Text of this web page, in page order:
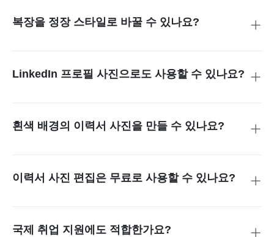
동 처리하여 전문적인 이력서 기준에 맞게 보정합니다.
복장을 정장 스타일로 바꿀 수 있나요?
할 수 있습니다. 자연스럽고 깔끔한 결과로 이력서, 증명사진,
기업 프로필에 모두 활용할 수 있습니다.
LinkedIn 프로필 사진으로도 사용할 수 있나요?
좋은 첫인상을 남길 수 있도록 도와줍니다.
흰색 배경의 이력서 사진을 만들 수 있나요?
사항을 자연스럽게 충족할 수 있습니다.
이력서 사진 편집은 무료로 사용할 수 있나요?
후에 업그레이드할 수 있습니다.
국제 취업 지원에도 적합한가요?